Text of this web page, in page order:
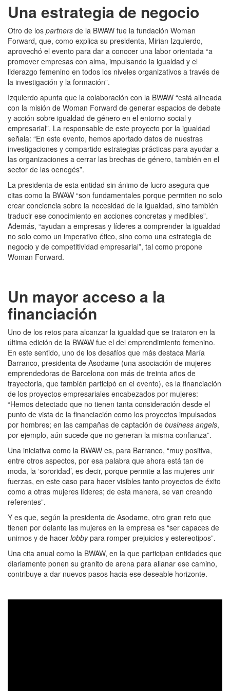
Una estrategia de negocio
Otro de los partners de la BWAW fue la fundación Woman
Forward, que, como explica su presidenta, Mirian Izquierdo,
aprovechó el evento para dar a conocer una labor orientada “a
promover empresas con alma, impulsando la igualdad y el
liderazgo femenino en todos los niveles organizativos a través de
la investigación y la formación”.
Izquierdo apunta que la colaboración con la BWAW “está alineada
con la misión de Woman Forward de generar espacios de debate
y acción sobre igualdad de género en el entorno social y
empresarial”. La responsable de este proyecto por la igualdad
señala: “En este evento, hemos aportado datos de nuestras
investigaciones y compartido estrategias prácticas para ayudar a
las organizaciones a cerrar las brechas de género, también en el
sector de las oenegés”.
La presidenta de esta entidad sin ánimo de lucro asegura que
citas como la BWAW “son fundamentales porque permiten no solo
crear conciencia sobre la necesidad de la igualdad, sino también
traducir ese conocimiento en acciones concretas y medibles”.
Además, “ayudan a empresas y líderes a comprender la igualdad
no solo como un imperativo ético, sino como una estrategia de
negocio y de competitividad empresarial”, tal como propone
Woman Forward.
Un mayor acceso a la
financiación
Uno de los retos para alcanzar la igualdad que se trataron en la
última edición de la BWAW fue el del emprendimiento femenino.
En este sentido, uno de los desafíos que más destaca María
Barranco, presidenta de Asodame (una asociación de mujeres
emprendedoras de Barcelona con más de treinta años de
trayectoria, que también participó en el evento), es la financiación
de los proyectos empresariales encabezados por mujeres:
“Hemos detectado que no tienen tanta consideración desde el
punto de vista de la financiación como los proyectos impulsados
por hombres; en las campañas de captación de business angels,
por ejemplo, aún sucede que no generan la misma confianza”.
Una iniciativa como la BWAW es, para Barranco, “muy positiva,
entre otros aspectos, por esa palabra que ahora está tan de
moda, la ‘sororidad’, es decir, porque permite a las mujeres unir
fuerzas, en este caso para hacer visibles tanto proyectos de éxito
como a otras mujeres líderes; de esta manera, se van creando
referentes”.
Y es que, según la presidenta de Asodame, otro gran reto que
tienen por delante las mujeres en la empresa es “ser capaces de
unirnos y de hacer lobbypara romper prejuicios y estereotipos”.
Una cita anual como la BWAW, en la que participan entidades que
diariamente ponen su granito de arena para allanar ese camino,
contribuye a dar nuevos pasos hacia ese deseable horizonte.